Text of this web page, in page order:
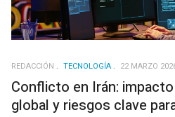
REDACCIÓN TECNOLOGÍA 22 MARZO
Conflicto en Irán:
global y riesgos clave